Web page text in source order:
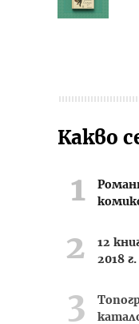
Какво
12
2018